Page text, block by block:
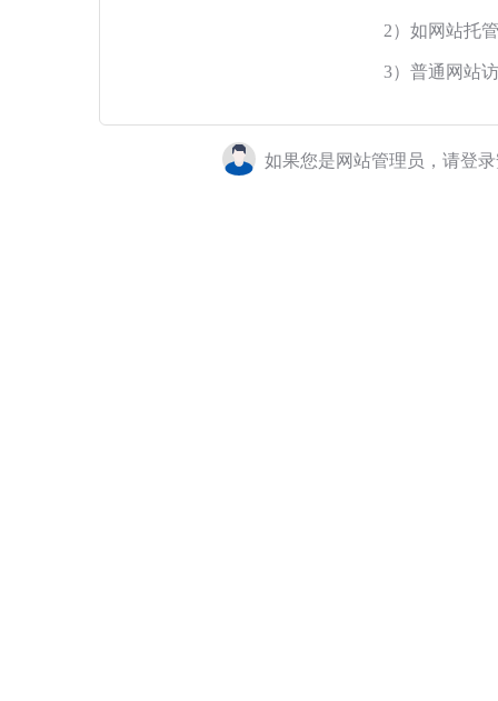
2）如网站托
3）普通网站
如果您是网站管理员，请登